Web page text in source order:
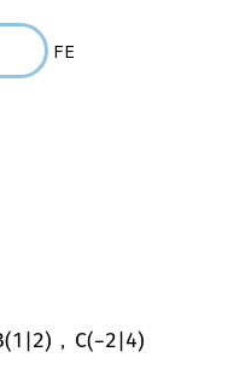
FE
(1 2) , C(−2 4)